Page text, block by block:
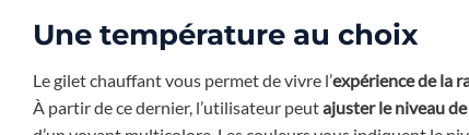
Une température au choix
Le gilet chauffant vous permet de vivre l’expérience de la
À partir de ce dernier, l’utilisateur peutajuster le niveau